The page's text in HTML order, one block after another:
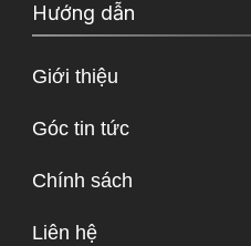
Hướng dẫn
Giới thiệu
Góc tin tức
Chính sách
Liên hệ